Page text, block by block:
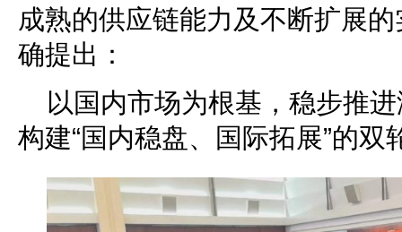
成熟的供应链能力及不断扩展
确提出：
以国内市场为根基，稳步推
构建“国内稳盘、国际拓展”的双